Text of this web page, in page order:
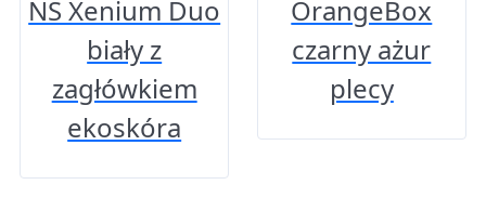
NS Xenium Duo
biały z
zagłówkiem
ekoskóra
OrangeBox
czarny ażur
plecy